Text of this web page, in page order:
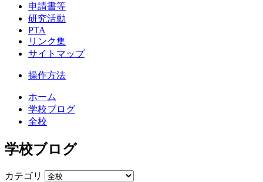
申請書等
研究活動
PTA
リンク集
サイトマップ
操作方法
ホーム
学校ブログ
全校
学校ブログ
カテゴリ